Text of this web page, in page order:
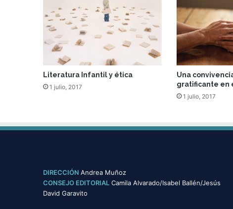
Literatura Infantil y ética
1 julio, 2017
Una
gratificante en
1 julio, 2017
DIRECCIÓN Andrea Muñoz
CONSEJO EDITORIAL Camila Alvarado/Isabel Ballén/Jesús
David Garavito